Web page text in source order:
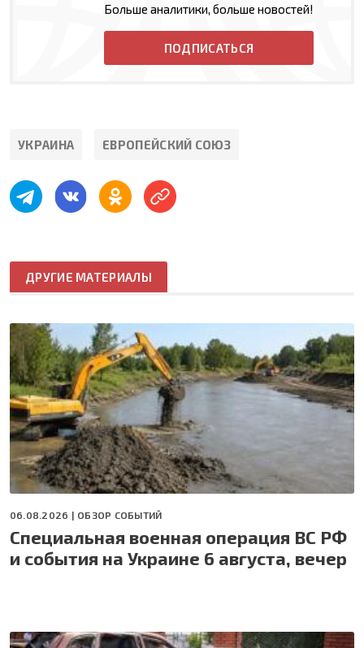
Больше аналитики, больше новостей!
ПОДПИСАТЬСЯ
УКРАИНА ЕВРОПЕЙСКИЙ СОЮЗ
ДРУГИЕ МАТЕРИАЛЫ
06.08.2026 | ОБЗОР СОБЫТИЙ
Специальная военная операция ВС РФ
и события на Украине 6 августа, вечер